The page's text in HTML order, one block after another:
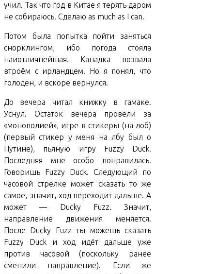
учил. Так что год в Китае я терять даром
не собираюсь. Сделаю as much as I can.
Потом была попытка пойти заняться
снорклингом, ибо погода стояла
наиотличнейшая. Канадка позвала
втроём с ирландцем. Но я понял, что
голоден, и вскоре вернулся.
До вечера читал книжку в гамаке.
Уснул. Остаток вечера провели за
«монополией», игре в стикеры (на лоб)
(первый стикер у меня на лбу был о
Путине), пьяную игру Fuzzy Duck.
Последняя мне особо понравилась.
Говоришь Fuzzy Duck. Следующий по
часовой стрелке может сказать то же
самое, значит, ход переходит дальше. А
может — Ducky Fuzz. Значит,
направление движения меняется.
После Ducky Fuzz ты можешь сказать
Fuzzy Duck и ход идёт дальше уже
против часовой (поскольку ранее
сменили направление). Если же